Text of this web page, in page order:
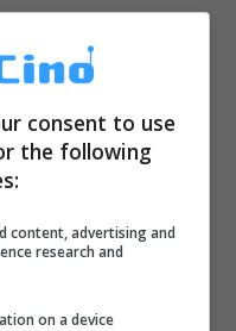
e scorciatoie
La lingua
necessario
consent to use
the following
content, advertising and
research and
on a device